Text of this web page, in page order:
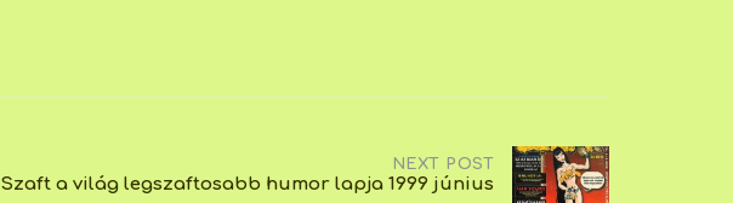
NEXT POST
Szaft a világ legszaftosabb humor lapja 1999 június